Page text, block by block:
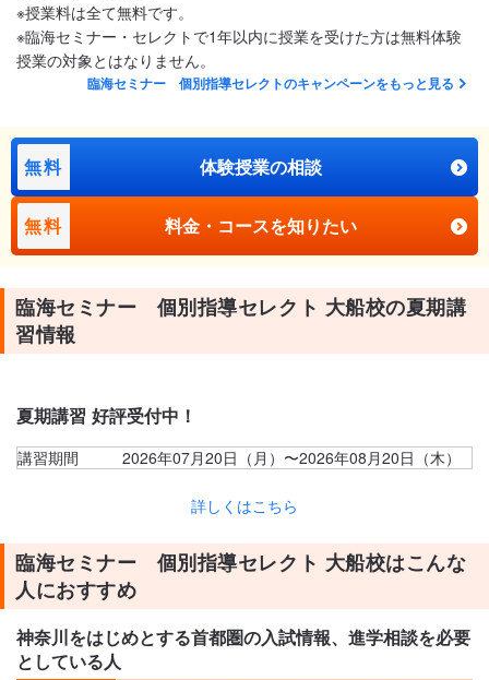
※授業料は全て無料です。
※臨海セミナー・セレクトで1年以内に授業を受けた方は無料体験
授業の対象とはなりません。
臨海セミナー 個別指導セレクトのキャンペーンをもっと見る
無料 体験授業の相談
無料 料金・コースを知りたい
臨海セミナー 個別指導セレクト 大船校の夏期講
習情報
夏期講習 好評受付中！
講習期間 2026年07月20日（月）〜2026年08月20日（木）
詳しくはこちら
臨海セミナー 個別指導セレクト 大船校はこんな
人におすすめ
神奈川をはじめとする首都圏の入試情報、進学相談を必要
としている人